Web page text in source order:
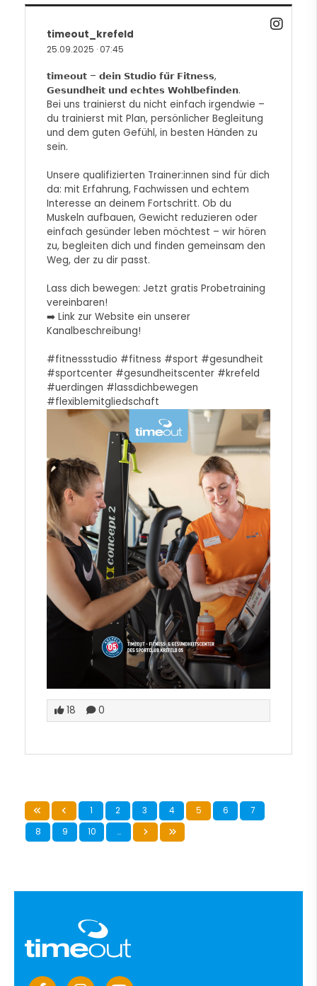
timeout_krefeld
25.09.2025 · 07:45
𝘁𝗶𝗺𝗲𝗼𝘂𝘁 – 𝗱𝗲𝗶𝗻 𝗦𝘁𝘂𝗱𝗶𝗼 𝗳𝘂̈𝗿 𝗙𝗶𝘁𝗻𝗲𝘀𝘀,
𝗚𝗲𝘀𝘂𝗻𝗱𝗵𝗲𝗶𝘁 𝘂𝗻𝗱 𝗲𝗰𝗵𝘁𝗲𝘀 𝗪𝗼𝗵𝗹𝗯𝗲𝗳𝗶𝗻𝗱𝗲𝗻.
Bei uns trainierst du nicht einfach irgendwie –
du trainierst mit Plan, persönlicher Begleitung
und dem guten Gefühl, in besten Händen zu
sein.
Unsere qualifizierten Trainer:innen sind für dich
da: mit Erfahrung, Fachwissen und echtem
Interesse an deinem Fortschritt. Ob du
Muskeln aufbauen, Gewicht reduzieren oder
einfach gesünder leben möchtest – wir hören
zu, begleiten dich und finden gemeinsam den
Weg, der zu dir passt.
Lass dich bewegen: Jetzt gratis Probetraining
vereinbaren!
➡️ Link zur Website ein unserer
Kanalbeschreibung!
#fitnessstudio #fitness #sport #gesundheit
#sportcenter #gesundheitscenter #krefeld
#uerdingen #lassdichbewegen
#flexiblemitgliedschaft
18 0
1 2 3 4 5 6
7
8
9 10 …